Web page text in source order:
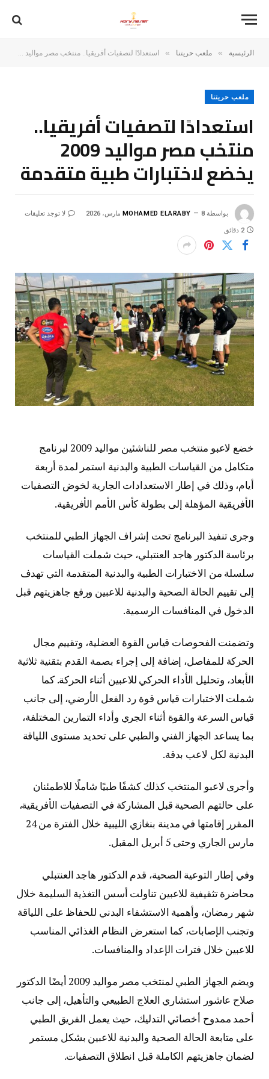
الرئيسية » ملعب حريتنا » استعدادًا لتصفيات أفريقيا.. منتخب مصر مواليد 2009 يخضع لاختبارات طبية متقدمة
ملعب حريتنا
استعدادًا لتصفيات أفريقيا..
منتخب مصر مواليد 2009
يخضع لاختبارات طبية متقدمة
بواسطة MOHAMED ELARABY 8 مارس، 2026 لا توجد تعليقات
2 دقائق
خضع لاعبو منتخب مصر للناشئين مواليد 2009 لبرنامج
متكامل من القياسات الطبية والبدنية استمر لمدة أربعة
أيام، وذلك في إطار الاستعدادات الجارية لخوض التصفيات
الأفريقية المؤهلة إلى بطولة كأس الأمم الأفريقية.
وجرى تنفيذ البرنامج تحت إشراف الجهاز الطبي للمنتخب
برئاسة الدكتور هاجد العنتبلي، حيث شملت القياسات
سلسلة من الاختبارات الطبية والبدنية المتقدمة التي تهدف
إلى تقييم الحالة الصحية والبدنية للاعبين ورفع جاهزيتهم قبل
الدخول في المنافسات الرسمية.
وتضمنت الفحوصات قياس القوة العضلية، وتقييم مجال
الحركة للمفاصل، إضافة إلى إجراء بصمة القدم بتقنية ثلاثية
الأبعاد، وتحليل الأداء الحركي للاعبين أثناء الحركة. كما
شملت الاختبارات قياس قوة رد الفعل الأرضي، إلى جانب
قياس السرعة والقوة أثناء الجري وأداء التمارين المختلفة،
بما يساعد الجهاز الفني والطبي على تحديد مستوى اللياقة
البدنية لكل لاعب بدقة.
وأجرى لاعبو المنتخب كذلك كشفًا طبيًا شاملًا للاطمئنان
على حالتهم الصحية قبل المشاركة في التصفيات الأفريقية،
المقرر إقامتها في مدينة بنغازي الليبية خلال الفترة من 24
مارس الجاري وحتى 5 أبريل المقبل.
وفي إطار التوعية الصحية، قدم الدكتور هاجد العنتبلي
محاضرة تثقيفية للاعبين تناولت أسس التغذية السليمة خلال
شهر رمضان، وأهمية الاستشفاء البدني للحفاظ على اللياقة
وتجنب الإصابات، كما استعرض النظام الغذائي المناسب
للاعبين خلال فترات الإعداد والمنافسات.
ويضم الجهاز الطبي لمنتخب مصر مواليد 2009 أيضًا الدكتور
صلاح عاشور استشاري العلاج الطبيعي والتأهيل، إلى جانب
أحمد ممدوح أخصائي التدليك، حيث يعمل الفريق الطبي
على متابعة الحالة الصحية والبدنية للاعبين بشكل مستمر
لضمان جاهزيتهم الكاملة قبل انطلاق التصفيات.